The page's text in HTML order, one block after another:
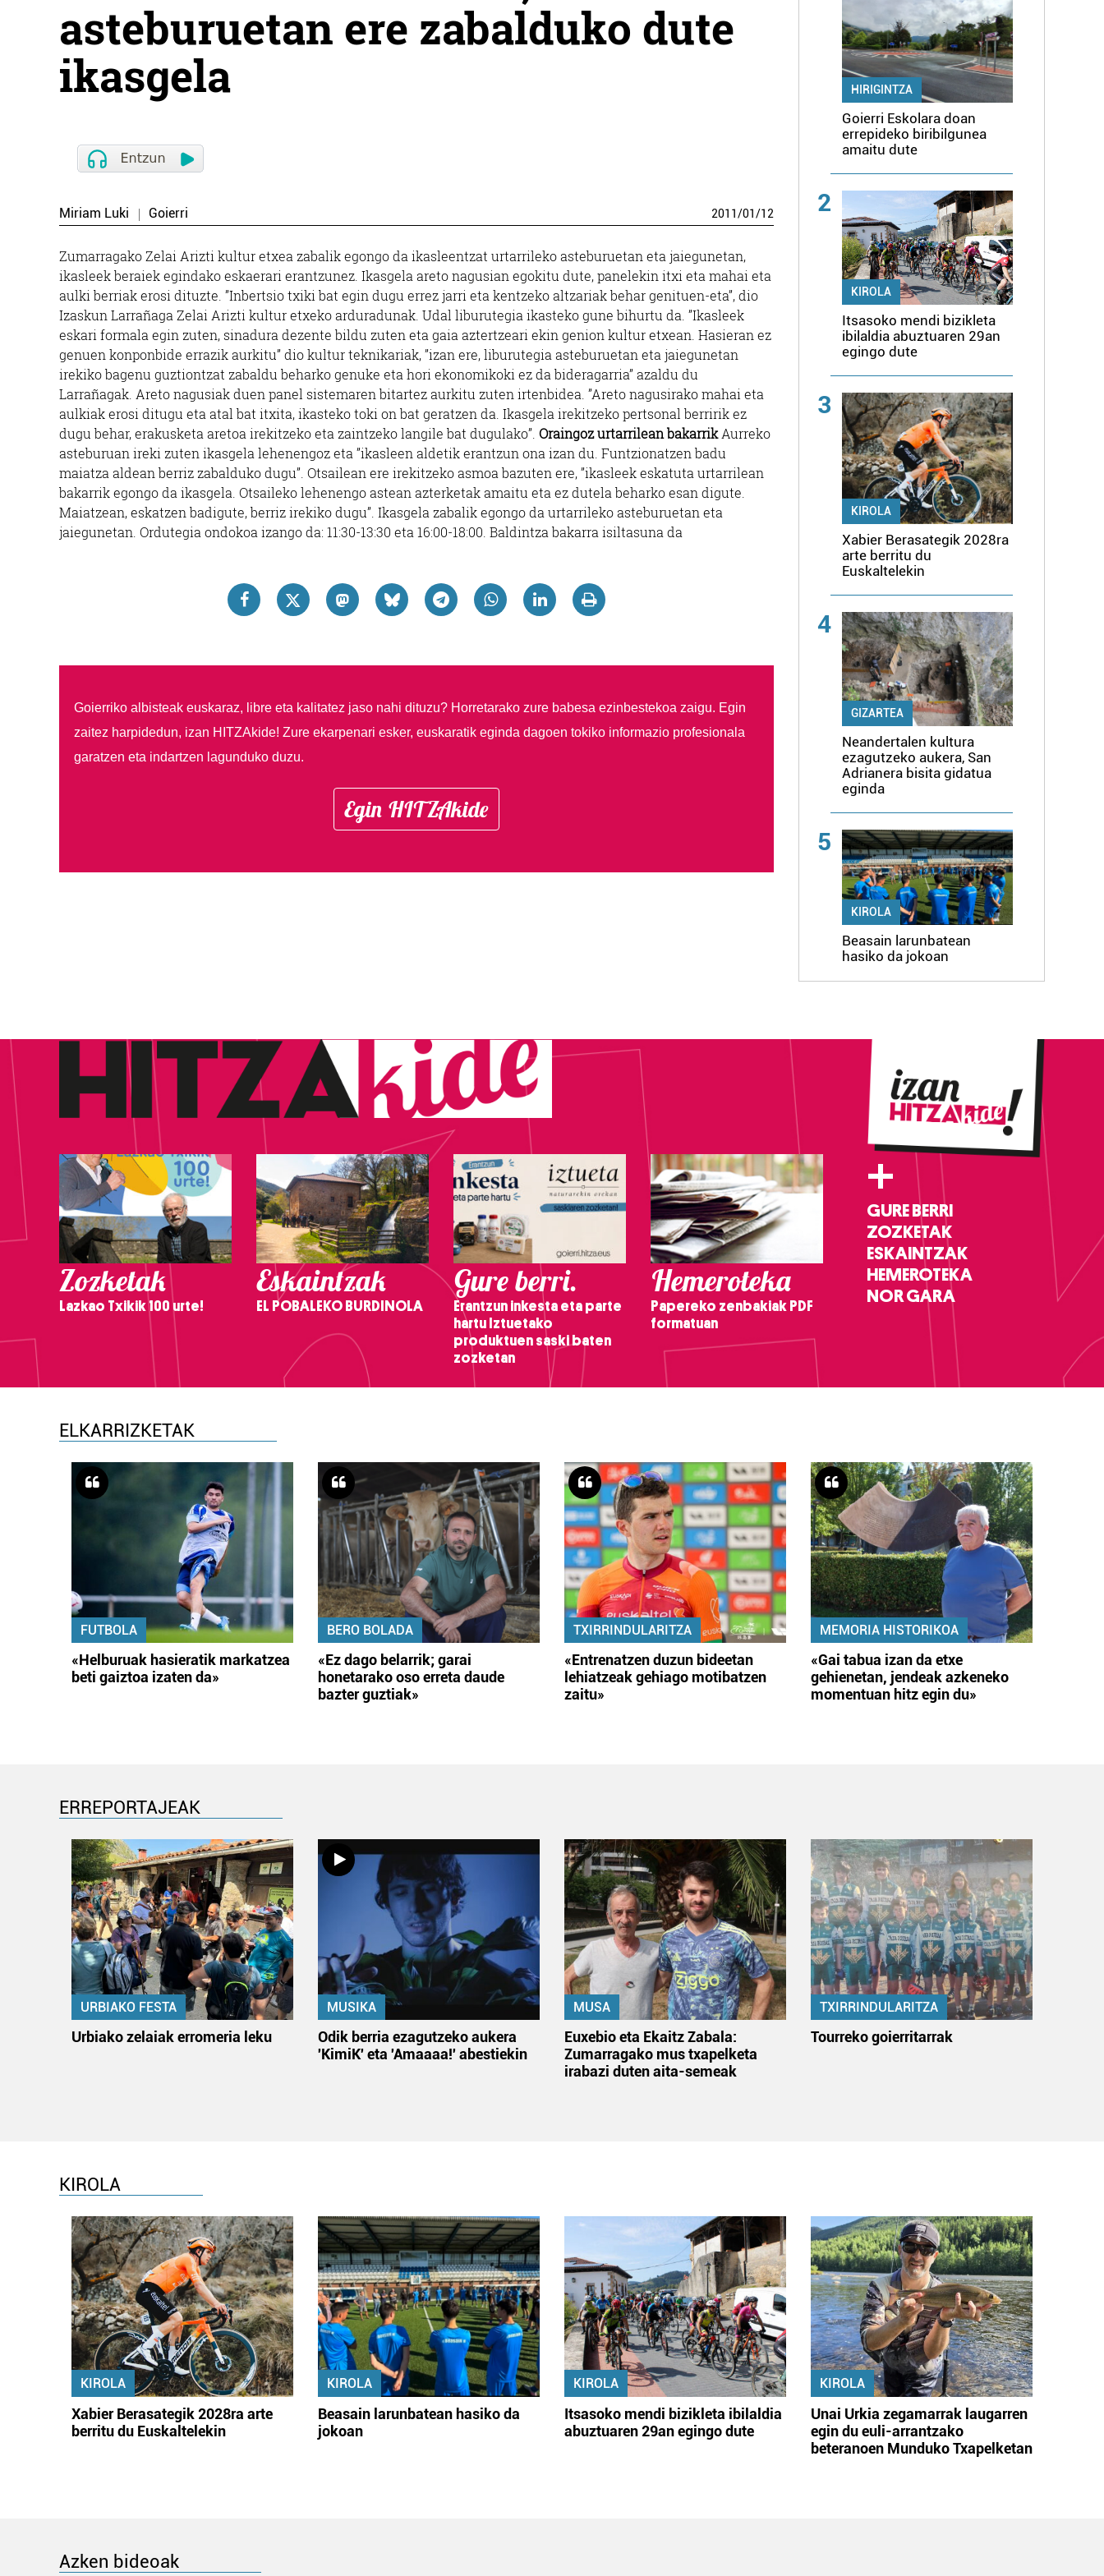
asteburuetan ere zabalduko dute
ikasgela
Miriam Luki Goierri 2011/01/12
Zumarragako Zelai Arizti kultur etxea zabalik egongo da ikasleentzat urtarrileko asteburuetan eta jaiegunetan,
ikasleek beraiek egindako eskaerari erantzunez. Ikasgela areto nagusian egokitu dute, panelekin itxi eta mahai eta
aulki berriak erosi dituzte. ”Inbertsio txiki bat egin dugu errez jarri eta kentzeko altzariak behar genituen-eta”, dio
Izaskun Larrañaga Zelai Arizti kultur etxeko arduradunak. Udal liburutegia ikasteko gune bihurtu da. ”Ikasleek
eskari formala egin zuten, sinadura dezente bildu zuten eta gaia aztertzeari ekin genion kultur etxean. Hasieran ez
genuen konponbide errazik aurkitu” dio kultur teknikariak, ”izan ere, liburutegia asteburuetan eta jaiegunetan
irekiko bagenu guztiontzat zabaldu beharko genuke eta hori ekonomikoki ez da bideragarria” azaldu du
Larrañagak. Areto nagusiak duen panel sistemaren bitartez aurkitu zuten irtenbidea. ”Areto nagusirako mahai eta
aulkiak erosi ditugu eta atal bat itxita, ikasteko toki on bat geratzen da. Ikasgela irekitzeko pertsonal berririk ez
dugu behar, erakusketa aretoa irekitzeko eta zaintzeko langile bat dugulako”. Oraingoz urtarrilean bakarrikAurreko
asteburuan ireki zuten ikasgela lehenengoz eta ”ikasleen aldetik erantzun ona izan du. Funtzionatzen badu
maiatza aldean berriz zabalduko dugu”. Otsailean ere irekitzeko asmoa bazuten ere, ”ikasleek eskatuta urtarrilean
bakarrik egongo da ikasgela. Otsaileko lehenengo astean azterketak amaitu eta ez dutela beharko esan digute.
Maiatzean, eskatzen badigute, berriz irekiko dugu”. Ikasgela zabalik egongo da urtarrileko asteburuetan eta
jaiegunetan. Ordutegia ondokoa izango da: 11:30-13:30 eta 16:00-18:00. Baldintza bakarra isiltasuna da
Goierriko albisteak euskaraz, libre eta kalitatez jaso nahi dituzu? Horretarako zure babesa ezinbestekoa zaigu. Egin
zaitez harpidedun, izan HITZAkide! Zure ekarpenari esker, euskaratik eginda dagoen tokiko informazio profesionala
garatzen eta indartzen lagunduko duzu.
Egin HITZAkide
HIRIGINTZA
Goierri Eskolara doan
errepideko biribilgunea
amaitu dute
2
KIROLA
Itsasoko mendi bizikleta
ibilaldia abuztuaren 29an
egingo dute
3
KIROLA
Xabier Berasategik 2028ra
arte berritu du
Euskaltelekin
4
GIZARTEA
Neandertalen kultura
ezagutzeko aukera, San
Adrianera bisita gidatua
eginda
5
KIROLA
Beasain larunbatean
hasiko da jokoan
Zozketak
Lazkao Txikik 100 urte!
Eskaintzak
EL POBALEKO BURDINOLA
Gure berri.
Erantzun inkesta eta parte
hartu Iztuetako
produktuen saski baten
zozketan
Hemeroteka
Papereko zenbakiak PDF
formatuan
+
GURE BERRI
ZOZKETAK
ESKAINTZAK
HEMEROTEKA
NOR GARA
ELKARRIZKETAK
FUTBOLA
«Helburuak hasieratik markatzea
beti gaiztoa izaten da»
BERO BOLADA
«Ez dago belarrik; garai
honetarako oso erreta daude
bazter guztiak»
TXIRRINDULARITZA
«Entrenatzen duzun bideetan
lehiatzeak gehiago motibatzen
zaitu»
MEMORIA HISTORIKOA
«Gai tabua izan da etxe
gehienetan, jendeak azkeneko
momentuan hitz egin du»
ERREPORTAJEAK
URBIAKO FESTA
Urbiako zelaiak erromeria leku
MUSIKA
Odik berria ezagutzeko aukera
'KimiK' eta 'Amaaaa!' abestiekin
MUSA
Euxebio eta Ekaitz Zabala:
Zumarragako mus txapelketa
irabazi duten aita-semeak
TXIRRINDULARITZA
Tourreko goierritarrak
KIROLA
KIROLA
Xabier Berasategik 2028ra arte
berritu du Euskaltelekin
KIROLA
Beasain larunbatean hasiko da
jokoan
KIROLA
Itsasoko mendi bizikleta ibilaldia
abuztuaren 29an egingo dute
KIROLA
Unai Urkia zegamarrak laugarren
egin du euli-arrantzako
beteranoen Munduko Txapelketan
Azken bideoak